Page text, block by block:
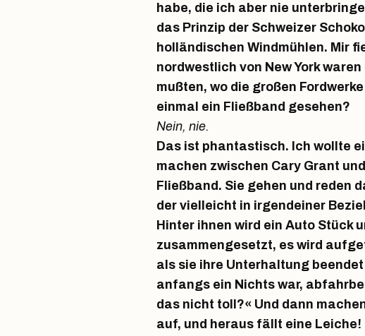
habe, die ich aber nie
das Prinzip der Schweizer
holländischen Windmühlen. Mir
nordwestlich von New York
mußten, wo die großen
einmal ein Fließband gesehen?
Nein, nie.
Das ist phantastisch. Ich wollte
machen zwischen Cary Grant
Fließband. Sie gehen und reden
der vielleicht in irgendeiner
Hinter ihnen wird ein Auto Stück
zusammengesetzt, es wird
als sie ihre Unterhaltung
anfangs ein Nichts war,
das nicht toll?« Und dann
auf, und heraus fällt eine Leiche!